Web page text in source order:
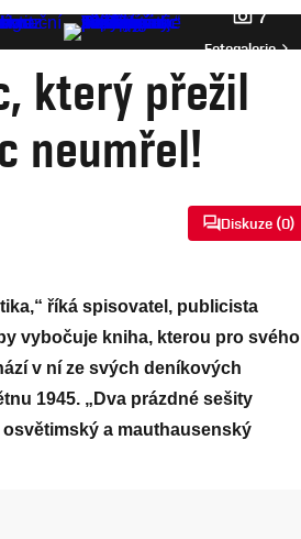
7
Fotogalerie
který přežil
neumřel!
Diskuze (0)
říká spisovatel, publicista
vybočuje kniha, kterou pro svého
v ní ze svých deníkových
1945. „Dva prázdné sešity
a mauthausenský